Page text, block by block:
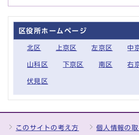
区役所ホームページ
北区 上京区 左京区 中
山科区 下京区 南区 右
伏見区
このサイトの考え方 個人情報の取